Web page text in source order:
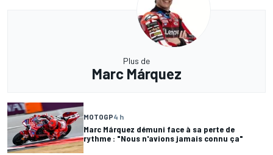
Plus de
Marc Márquez
MOTOGP4 h
Marc Márquez démuni face à sa perte de
rythme : "Nous n'avions jamais connu ça"